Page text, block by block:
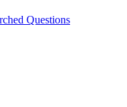
Questions